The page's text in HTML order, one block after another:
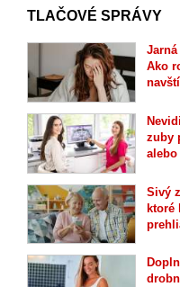
TLAČOVÉ SPRÁVY
Ako
zuby
alebo
Sivý
ktoré